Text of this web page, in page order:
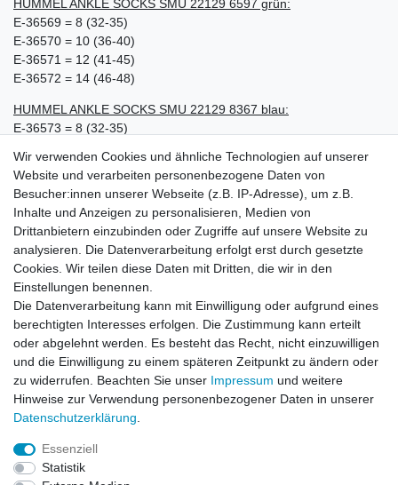
HUMMEL ANKLE SOCKS SMU 22129 6597 grün:
E-36569 = 8 (32-35)
E-36570 = 10 (36-40)
E-36571 = 12 (41-45)
E-36572 = 14 (46-48)
HUMMEL ANKLE SOCKS SMU 22129 8367 blau:
E-36573 = 8 (32-35)
E-36575 = 12 (41-45)
E-36576 = 14 (46-48)
HUMMEL ANKLE SOCKS SMU 22129 9124 weiß:
E-36577 = 8 (32-35)
E-36578 = 10 (36-40)
E-36579 = 12 (41-45)
E-36580 = 14 (46-48)
Versandinformationen
Wir verwenden Cookies und ähnliche Technologien auf unserer
Website und verarbeiten personenbezogene Daten von
Besucher:innen unserer Webseite (z.B. IP-Adresse), um z.B.
Inhalte und Anzeigen zu personalisieren, Medien von
Drittanbietern einzubinden oder Zugriffe auf unsere Website zu
analysieren. Die Datenverarbeitung erfolgt erst durch gesetzte
Cookies. Wir teilen diese Daten mit Dritten, die wir in den
Einstellungen benennen.
Die Datenverarbeitung kann mit Einwilligung oder aufgrund eines
berechtigten Interesses erfolgen. Die Zustimmung kann erteilt
oder abgelehnt werden. Es besteht das Recht, nicht einzuwilligen
und die Einwilligung zu einem späteren Zeitpunkt zu ändern oder
zu widerrufen. Beachten Sie unser Impressum und weitere
Hinweise zur Verwendung personenbezogener Daten in unserer
Daten­schutz­erklärung
Essenziell
Statistik